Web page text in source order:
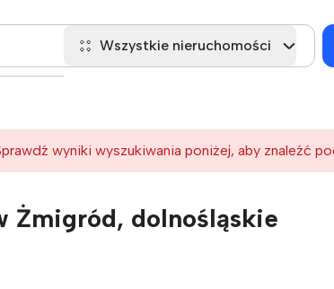
Wszystkie nieruchomości
wyniki wyszukiwania poniżej, aby znaleźć
Żmigród, dolnośląskie